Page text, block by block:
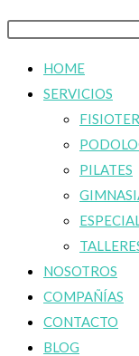
Buscar
HOME
SERVICIOS
PILATES
NOSOTROS
COMPAÑÍAS
CONTACTO
BLOG